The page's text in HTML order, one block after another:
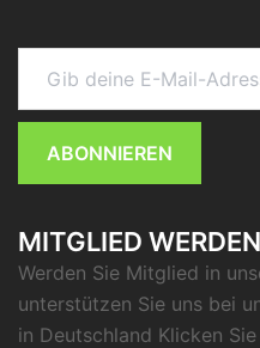
Gib deine E-Mail-Adresse ein ...
ABONNIEREN
MITGLIED
Werden Sie Mitglied in
unterstützen Sie uns bei
in Deutschland Klicken Sie